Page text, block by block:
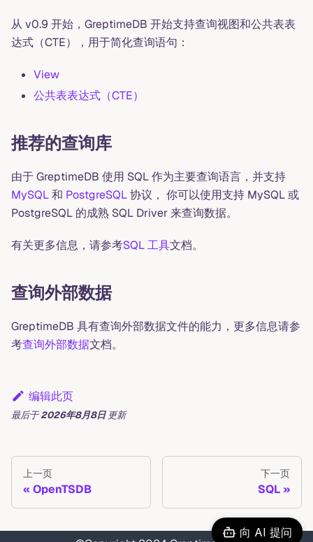
从 v0.9 开始，GreptimeDB 开始支持查询视图和公共表表
达式（CTE），用于简化查询语句：
View
公共表表达式（CTE）
推荐的查询库
由于 GreptimeDB 使用 SQL 作为主要查询语言，并支持
MySQL和 PostgreSQL协议， 你可以使用支持 MySQL 或
PostgreSQL 的成熟 SQL Driver 来查询数据。
有关更多信息，请参考SQL 工具文档。
查询外部数据
GreptimeDB 具有查询外部数据文件的能力，更多信息请参
考查询外部数据文档。
编辑此页
最后于2026年8月8日 更新
上一页
OpenTSDB
下一页
SQL
向 AI 提问